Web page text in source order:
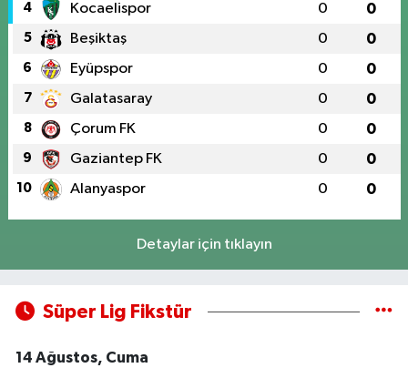
4 Kocaelispor 0 0
5 Beşiktaş 0 0
6 Eyüpspor 0 0
7 Galatasaray 0 0
8 Çorum FK 0 0
9 Gaziantep FK 0 0
10 Alanyaspor 0 0
Detaylar için tıklayın
Süper Lig Fikstür
14 Ağustos, Cuma